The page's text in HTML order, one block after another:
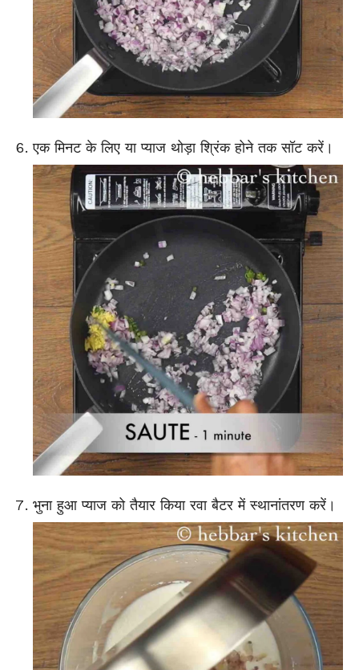
एक मिनट के लिए या प्याज थोड़ा श्रिंक होने तक सॉट करें।
भुना हुआ प्याज को तैयार किया रवा बैटर में स्थानांतरण करें।